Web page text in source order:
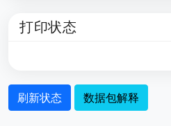
打印状态
刷新状态 数据包解释